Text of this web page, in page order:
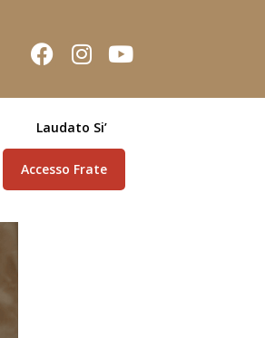
Laudato Si’
Accesso Frate